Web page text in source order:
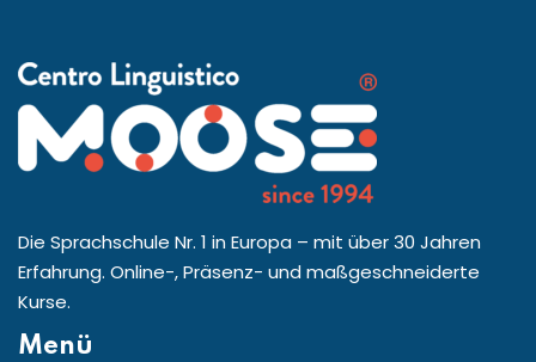
Die Sprachschule Nr. 1 in Europa – mit über 30 Jahren
Erfahrung. Online-, Präsenz- und maßgeschneiderte
Kurse.
Menü